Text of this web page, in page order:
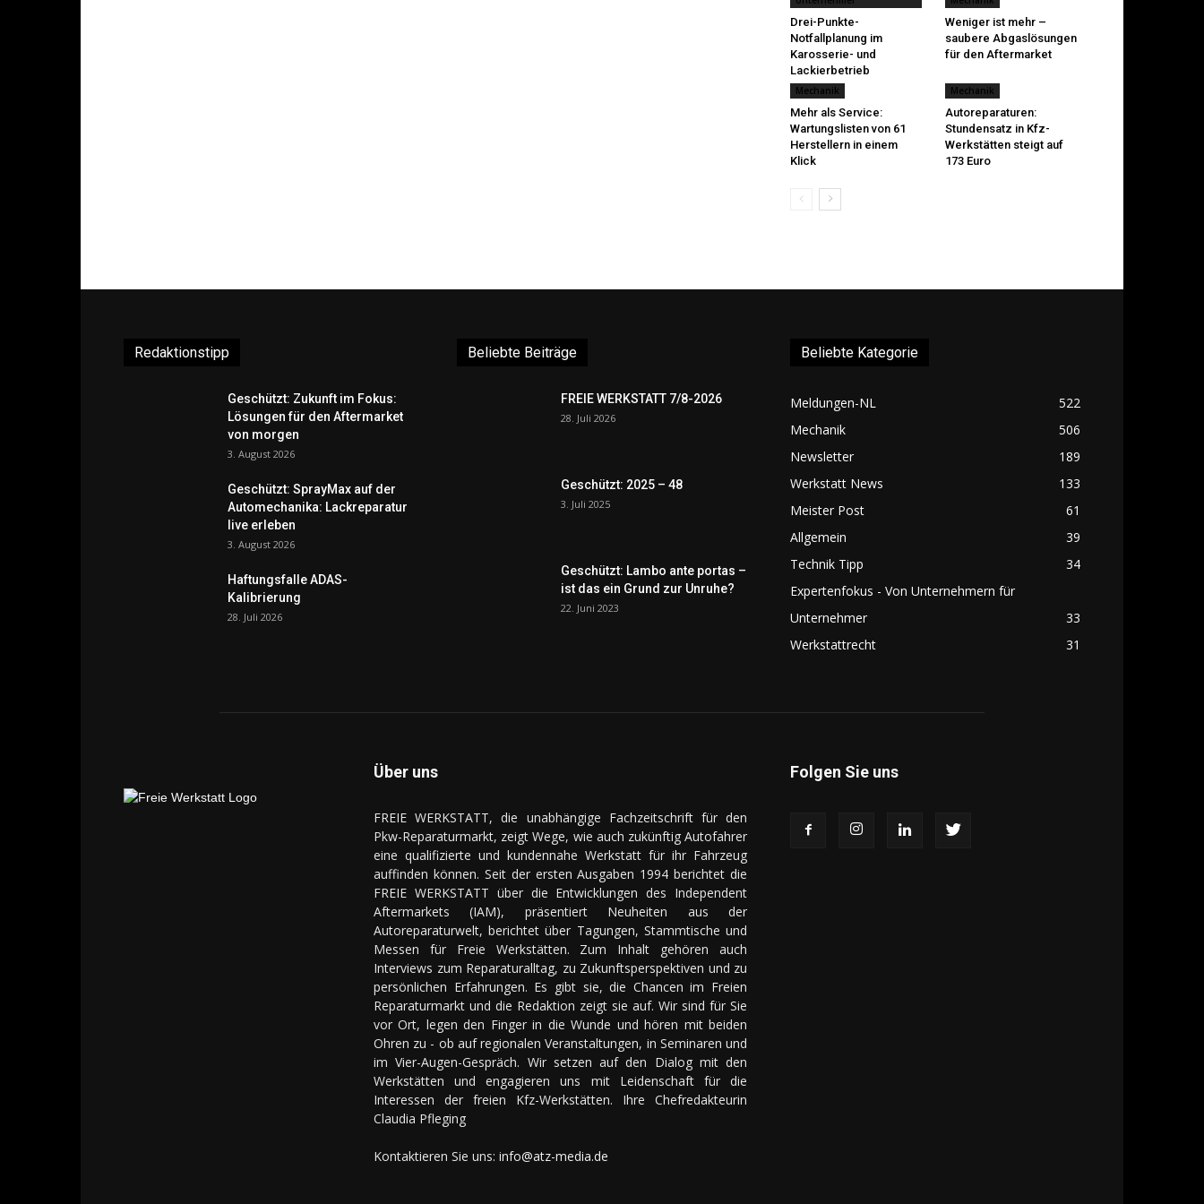
Drei-Punkte-
Notfallplanung im
Karosserie- und
Lackierbetrieb
Weniger ist mehr –
saubere Abgaslösungen
für den Aftermarket
Mechanik
Mehr als Service:
Wartungslisten von 61
Herstellern in einem
Klick
Mechanik
Autoreparaturen:
Stundensatz in Kfz-
Werkstätten steigt auf
173 Euro
Redaktionstipp
Geschützt: Zukunft im Fokus:
Lösungen für den Aftermarket
von morgen
3. August 2026
Geschützt: SprayMax auf der
Automechanika: Lackreparatur
live erleben
3. August 2026
Haftungsfalle ADAS-
Kalibrierung
28. Juli 2026
Beliebte Beiträge
FREIE WERKSTATT 7/8-2026
28. Juli 2026
Geschützt: 2025 – 48
3. Juli 2025
Geschützt: Lambo ante portas –
ist das ein Grund zur Unruhe?
22. Juni 2023
Beliebte Kategorie
Meldungen-NL
522
Mechanik
506
Newsletter
189
Werkstatt News
133
Meister Post
61
Allgemein
39
Technik Tipp
34
Expertenfokus - Von Unternehmern für
Unternehmer
33
Werkstattrecht
31
Über uns
FREIE WERKSTATT, die unabhängige Fachzeitschrift für den
Pkw-Reparaturmarkt, zeigt Wege, wie auch zukünftig Autofahrer
eine qualifizierte und kundennahe Werkstatt für ihr Fahrzeug
auffinden können. Seit der ersten Ausgaben 1994 berichtet die
FREIE WERKSTATT über die Entwicklungen des Independent
Aftermarkets (IAM), präsentiert Neuheiten aus der
Autoreparaturwelt, berichtet über Tagungen, Stammtische und
Messen für Freie Werkstätten. Zum Inhalt gehören auch
Interviews zum Reparaturalltag, zu Zukunftsperspektiven und zu
persönlichen Erfahrungen. Es gibt sie, die Chancen im Freien
Reparaturmarkt und die Redaktion zeigt sie auf. Wir sind für Sie
vor Ort, legen den Finger in die Wunde und hören mit beiden
Ohren zu - ob auf regionalen Veranstaltungen, in Seminaren und
im Vier-Augen-Gespräch. Wir setzen auf den Dialog mit den
Werkstätten und engagieren uns mit Leidenschaft für die
Interessen der freien Kfz-Werkstätten. Ihre Chefredakteurin
Claudia Pfleging
Kontaktieren Sie uns: info@atz-media.de
Folgen Sie uns